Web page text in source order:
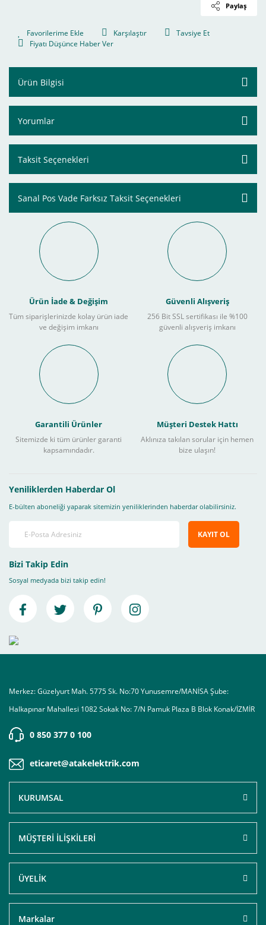
Paylaş
Karşılaştır
Tavsiye Et
Fiyatı Düşünce Haber Ver
Ürün Bilgisi
Yorumlar
Taksit Seçenekleri
Sanal Pos Vade Farksız Taksit Seçenekleri
Ürün İade & Değişim
Tüm siparişlerinizde kolay ürün iade
ve değişim imkanı
Güvenli Alışveriş
256 Bit SSL sertifikası ile %100
güvenli alışveriş imkanı
Garantili Ürünler
Sitemizde ki tüm ürünler garanti
kapsamındadır.
Müşteri Destek Hattı
Aklınıza takılan sorular için hemen
bize ulaşın!
Yeniliklerden Haberdar Ol
E-bülten aboneliği yaparak sitemizin yeniliklerinden haberdar olabilirsiniz.
KAYIT OL
Bizi Takip Edin
Sosyal medyada bizi takip edin!
Merkez: Güzelyurt Mah. 5775 Sk. No:70 Yunusemre/MANİSA Şube:
Halkapınar Mahallesi 1082 Sokak No: 7/N Pamuk Plaza B Blok Konak/İZMİR
0 850 377 0 100
eticaret@atakelektrik.com
KURUMSAL
MÜŞTERİ İLİŞKİLERİ
ÜYELİK
Markalar